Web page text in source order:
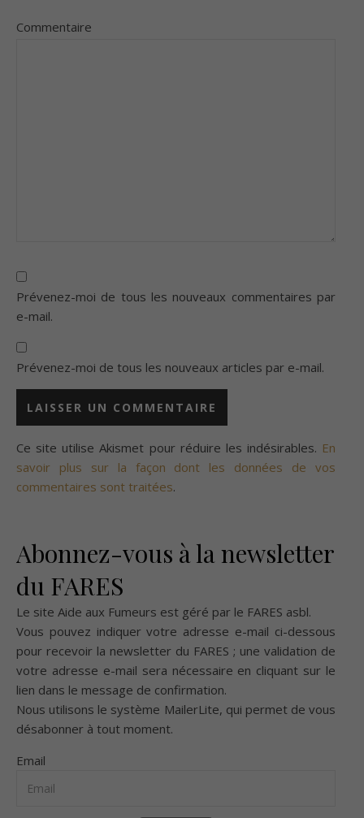
Commentaire
Prévenez-moi de tous les nouveaux commentaires par
e-mail.
Prévenez-moi de tous les nouveaux articles par e-mail.
Ce site utilise Akismet pour réduire les indésirables. En
savoir plus sur la façon dont les données de vos
commentaires sont traitées.
Abonnez-vous à la newsletter
du FARES
Le site Aide aux Fumeurs est géré par le FARES asbl.
Vous pouvez indiquer votre adresse e-mail ci-dessous
pour recevoir la newsletter du FARES ; une validation de
votre adresse e-mail sera nécessaire en cliquant sur le
lien dans le message de confirmation.
Nous utilisons le système MailerLite, qui permet de vous
désabonner à tout moment.
Email